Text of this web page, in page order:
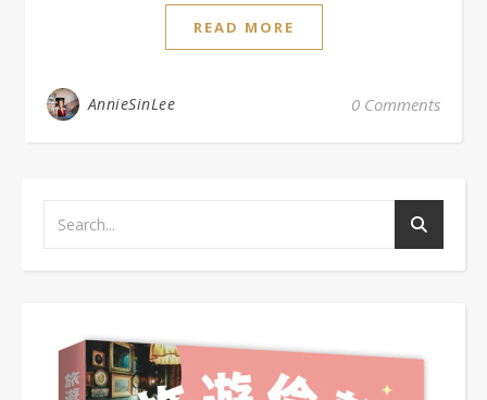
READ MORE
AnnieSinLee 0 Comments